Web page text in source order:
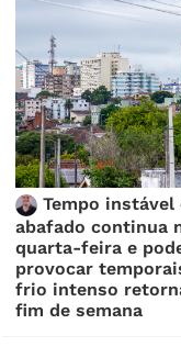
Tempo instável
abafado continua
quarta-feira e
provocar
frio intenso
fim de semana